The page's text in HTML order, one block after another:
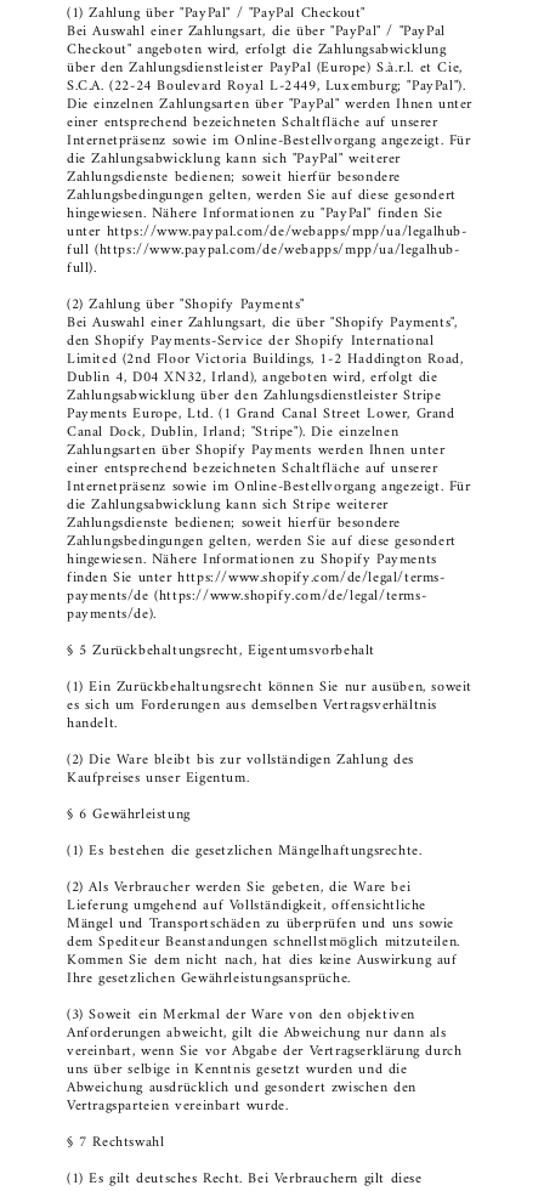
(1) Zahlung über "PayPal" / "PayPal Checkout"
Bei Auswahl einer Zahlungsart, die über "PayPal" / "PayPal
Checkout" angeboten wird, erfolgt die Zahlungsabwicklung
über den Zahlungsdienstleister PayPal (Europe) S.à.r.l. et Cie,
S.C.A. (22-24 Boulevard Royal L-2449, Luxemburg; "PayPal").
Die einzelnen Zahlungsarten über "PayPal" werden Ihnen unter
einer entsprechend bezeichneten Schaltfläche auf unserer
Internetpräsenz sowie im Online-Bestellvorgang angezeigt. Für
die Zahlungsabwicklung kann sich "PayPal" weiterer
Zahlungsdienste bedienen; soweit hierfür besondere
Zahlungsbedingungen gelten, werden Sie auf diese gesondert
hingewiesen. Nähere Informationen zu "PayPal" finden Sie
unter https://www.paypal.com/de/webapps/mpp/ua/legalhub-
full (https://www.paypal.com/de/webapps/mpp/ua/legalhub-
full).
(2) Zahlung über "Shopify Payments"
Bei Auswahl einer Zahlungsart, die über "Shopify Payments",
den Shopify Payments-Service der Shopify International
Limited (2nd Floor Victoria Buildings, 1-2 Haddington Road,
Dublin 4, D04 XN32, Irland), angeboten wird, erfolgt die
Zahlungsabwicklung über den Zahlungsdienstleister Stripe
Payments Europe, Ltd. (1 Grand Canal Street Lower, Grand
Canal Dock, Dublin, Irland; "Stripe"). Die einzelnen
Zahlungsarten über Shopify Payments werden Ihnen unter
einer entsprechend bezeichneten Schaltfläche auf unserer
Internetpräsenz sowie im Online-Bestellvorgang angezeigt. Für
die Zahlungsabwicklung kann sich Stripe weiterer
Zahlungsdienste bedienen; soweit hierfür besondere
Zahlungsbedingungen gelten, werden Sie auf diese gesondert
hingewiesen. Nähere Informationen zu Shopify Payments
finden Sie unter https://www.shopify.com/de/legal/terms-
payments/de (https://www.shopify.com/de/legal/terms-
payments/de).
§ 5 Zurückbehaltungsrecht, Eigentumsvorbehalt
(1) Ein Zurückbehaltungsrecht können Sie nur ausüben, soweit
es sich um Forderungen aus demselben Vertragsverhältnis
handelt.
(2) Die Ware bleibt bis zur vollständigen Zahlung des
Kaufpreises unser Eigentum.
§ 6 Gewährleistung
(1) Es bestehen die gesetzlichen Mängelhaftungsrechte.
(2) Als Verbraucher werden Sie gebeten, die Ware bei
Lieferung umgehend auf Vollständigkeit, offensichtliche
Mängel und Transportschäden zu überprüfen und uns sowie
dem Spediteur Beanstandungen schnellstmöglich mitzuteilen.
Kommen Sie dem nicht nach, hat dies keine Auswirkung auf
Ihre gesetzlichen Gewährleistungsansprüche.
(3) Soweit ein Merkmal der Ware von den objektiven
Anforderungen abweicht, gilt die Abweichung nur dann als
vereinbart, wenn Sie vor Abgabe der Vertragserklärung durch
uns über selbige in Kenntnis gesetzt wurden und die
Abweichung ausdrücklich und gesondert zwischen den
Vertragsparteien vereinbart wurde.
§ 7 Rechtswahl
(1) Es gilt deutsches Recht. Bei Verbrauchern gilt diese